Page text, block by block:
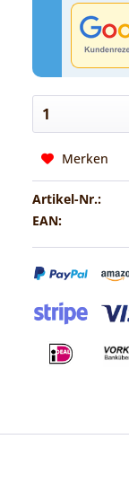
Merken
Artikel-Nr.:
EAN: